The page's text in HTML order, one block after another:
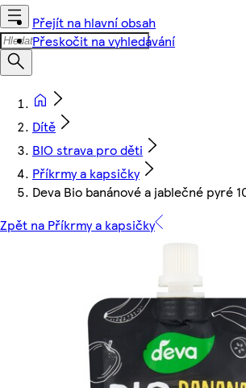
Přejít na hlavní obsah
Přeskočit na vyhledávání
Dítě
BIO strava pro děti
Příkrmy a kapsičky
Deva Bio banánové a jablečné pyré
Zpět na Příkrmy a kapsičky